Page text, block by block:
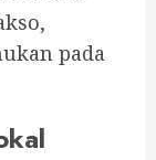
pada